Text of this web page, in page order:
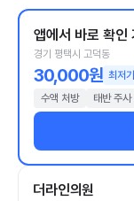
앱에서 바로 확인
경기 평택시 고덕동
30,000원 최저가
수액 처방
태반 주사
더라인의원